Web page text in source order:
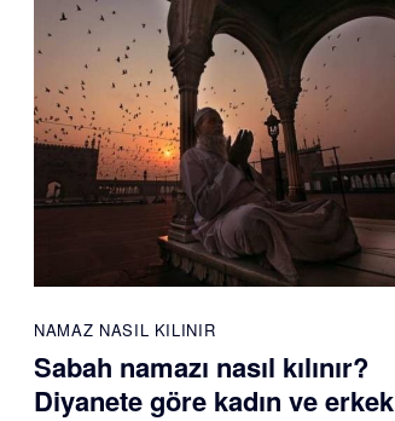
NAMAZ NASIL KILINIR
Sabah namazı nasıl kılınır?
Diyanete göre kadın ve erkek